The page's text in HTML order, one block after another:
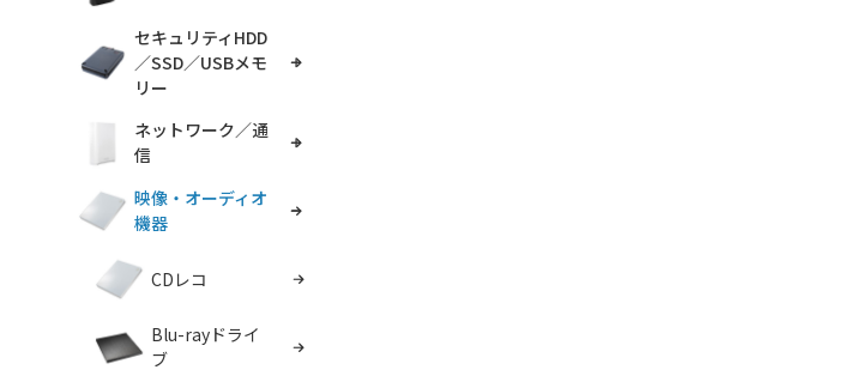
セキュリティHDD
／SSD／USBメモ
リー
ネットワーク／通
信
映像・オーディオ
機器
CDレコ
Blu-rayドライ
ブ